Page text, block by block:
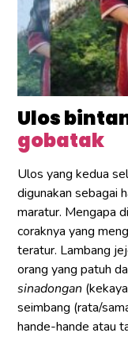
Ulos
gobatak
Ulos yang kedua
digunakan sebagai
maratur. Mengapa
coraknya yang
teratur. Lambang
orang yang patuh
sinadongan
seimbang (rata/
hande-hande atau